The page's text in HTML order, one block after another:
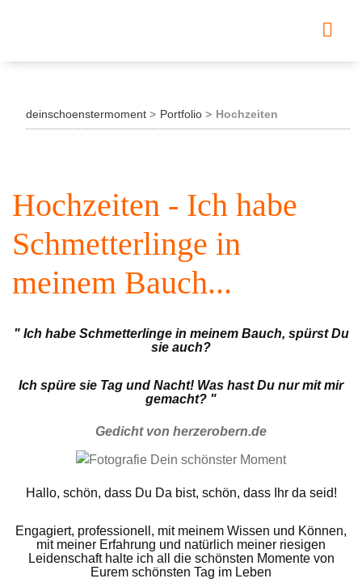
deinschoenstermoment Portfolio Hochzeiten
Hochzeiten - Ich habe
Schmetterlinge in
meinem Bauch...
" Ich habe Schmetterlinge in meinem Bauch, spürst Du
sie auch?
Ich spüre sie Tag und Nacht! Was hast Du nur mit mir
gemacht? "
Gedicht von herzerobern.de
Hallo, schön, dass Du Da bist, schön, dass Ihr da seid!
Engagiert, professionell, mit meinem Wissen und Können,
mit meiner Erfahrung und natürlich meiner riesigen
Leidenschaft halte ich all die schönsten Momente von
Eurem schönsten Tag im Leben